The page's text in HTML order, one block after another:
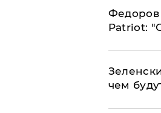
Федоров
Patriot:
чем